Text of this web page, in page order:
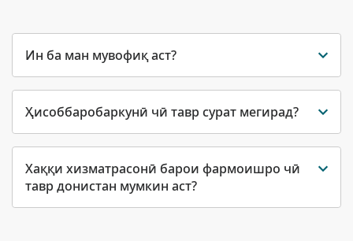
Ин ба ман мувофиқ аст?
Ҳисоббаробаркунӣ чӣ тавр сурат мегирад?
Хаққи хизматрасонӣ барои фармоишро чӣ
тавр донистан мумкин аст?